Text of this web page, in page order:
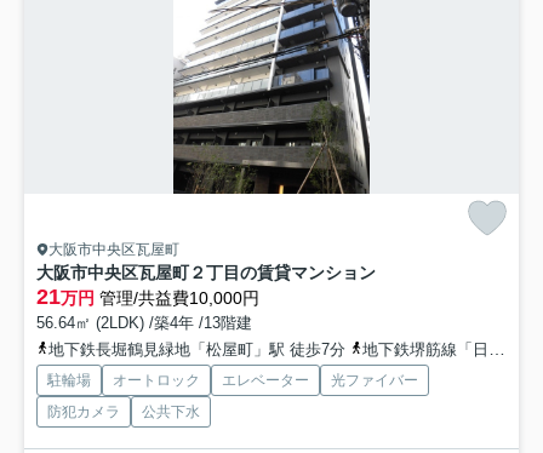
大阪市中央区瓦屋町
大阪市中央区瓦屋町２丁目の賃貸マンション
21万円 管理/共益費10,000円
56.64㎡ (2LDK) /築4年 /13階建
地下鉄長堀鶴見緑地「松屋町」駅 徒歩7分
地下鉄堺筋線「日本橋」駅 徒歩8分
駐輪場 オートロック エレベーター
光ファイバー
防犯カメラ
公共下水